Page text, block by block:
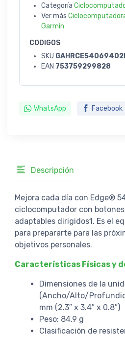
Categoría
Ver más
Garmin
CODIGOS
SKU
EAN 753759299828
WhatsApp Facebook
Descripción
Mejora cada día con Edge®
ciclocomputador con
adaptables dirigidos1. Es el
para prepararte para las
objetivos personales.
Características Físicas y
Dimensiones de la
(Ancho/Alto/
mm (2.3″ x 3.4″ x 0.8″)
Peso: 84.9 g
Clasificación de